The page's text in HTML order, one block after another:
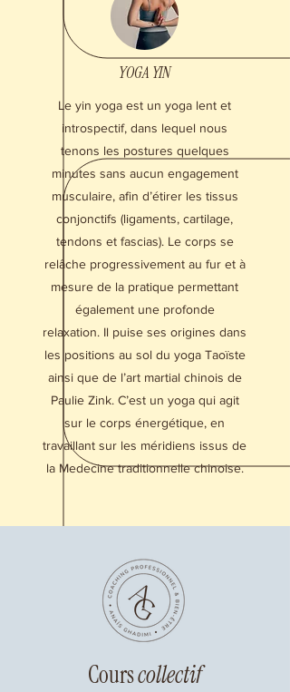
YOGA YIN
Le yin yoga est un yoga lent et
introspectif, dans lequel nous
tenons les postures quelques
minutes sans aucun engagement
musculaire, afin d’étirer les tissus
conjonctifs (ligaments, cartilage,
tendons et fascias). Le corps se
relâche progressivement au fur et à
mesure de la pratique permettant
également une profonde
relaxation. Il puise ses origines dans
les positions au sol du yoga Taoïste
ainsi que de l’art martial chinois de
Paulie Zink. C’est un yoga qui agit
sur le corps énergétique, en
travaillant sur les méridiens issus de
la Medecine traditionnelle chinoise.
Courscollectif